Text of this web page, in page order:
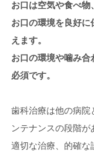
お口は空気や食べ物
お口の環境を良好
えます。
お口の環境や噛み
必須です。
歯科治療は他の病院
ンテナンスの段階が
適切な治療、的確な